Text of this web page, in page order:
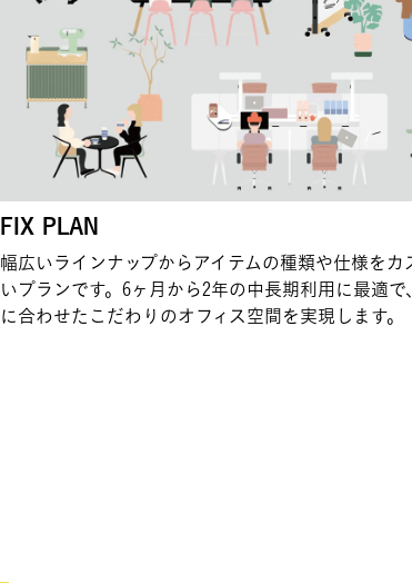
FIX PLAN
幅広いラインナップからアイテムの種類や仕様をカ
いプランです。6ヶ月から2年の中長期利用に最適で
に合わせたこだわりのオフィス空間を実現します。